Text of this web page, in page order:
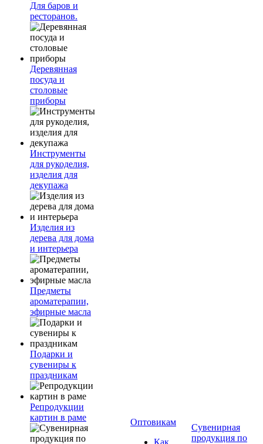
Для баров и
ресторанов.
Деревянная
посуда и
столовые
приборы
Инструменты
для рукоделия,
изделия для
декупажа
Изделия из
дерева для дома
и интерьера
Предметы
ароматерапии,
эфирные масла
Подарки и
сувениры к
праздникам
Репродукции
картин в раме
Оптовикам
Как
Сувенирная
продукция по